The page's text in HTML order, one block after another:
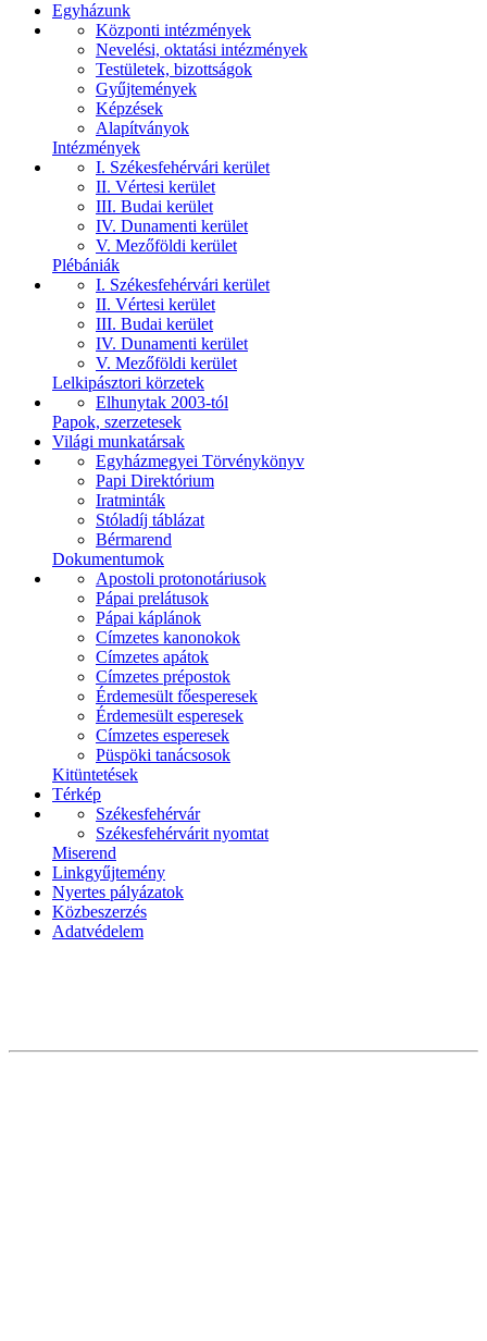
Egyházunk
Központi intézmények
Nevelési, oktatási intézmények
Testületek, bizottságok
Gyűjtemények
Képzések
Alapítványok
Intézmények
I. Székesfehérvári kerület
II. Vértesi kerület
III. Budai kerület
IV. Dunamenti kerület
V. Mezőföldi kerület
Plébániák
I. Székesfehérvári kerület
II. Vértesi kerület
III. Budai kerület
IV. Dunamenti kerület
V. Mezőföldi kerület
Lelkipásztori körzetek
Elhunytak 2003-tól
Papok, szerzetesek
Világi munkatársak
Egyházmegyei Törvénykönyv
Papi Direktórium
Iratminták
Stóladíj táblázat
Bérmarend
Dokumentumok
Apostoli protonotáriusok
Pápai prelátusok
Pápai káplánok
Címzetes kanonokok
Címzetes apátok
Címzetes prépostok
Érdemesült főesperesek
Érdemesült esperesek
Címzetes esperesek
Püspöki tanácsosok
Kitüntetések
Térkép
Székesfehérvár
Székesfehérvárit nyomtat
Miserend
Linkgyűjtemény
Nyertes pályázatok
Közbeszerzés
Adatvédelem